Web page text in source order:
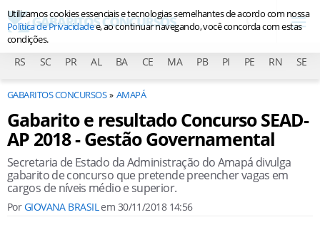
RS SC PR AL BA CE MA PB PI PE RN SE
GABARITOS CONCURSOS AMAPÁ
Gabarito e resultado Concurso SEAD-
AP 2018 - Gestão Governamental
Secretaria de Estado da Administração do Amapá divulga
gabarito de concurso que pretende preencher vagas em
cargos de níveis médio e superior.
PorGIOVANA BRASILem 30/11/2018 14:56
Utilizamos cookies essenciais e tecnologias semelhantes de acordo com nossa
Política de Privacidadee, ao continuar navegando, você concorda com estas
condições.